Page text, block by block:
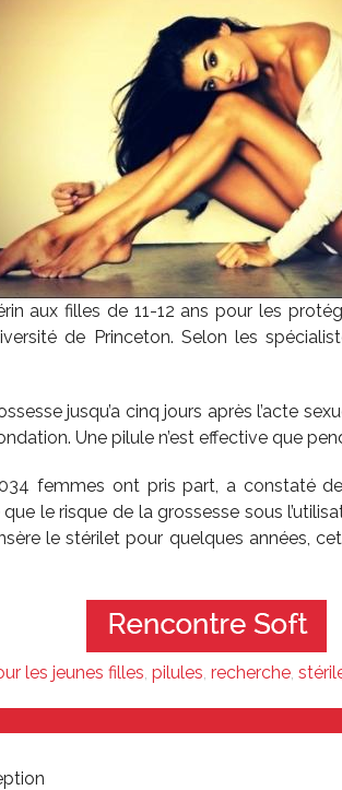
aux filles de 11-12 ans pour les
de Princeton. Selon les
jusqu’a cinq jours après l’acte
Une pilule n’est effective que
femmes ont pris part, a constaté
le risque de la grossesse sous
le stérilet pour quelques années,
les jeunes filles, pilules, recherche,